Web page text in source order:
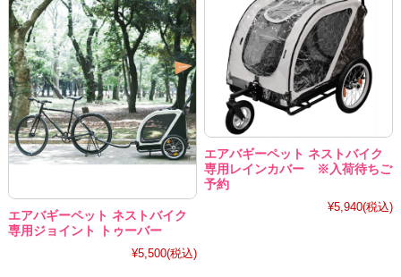
エアバギーペット ネストバイク
専用ジョイント トゥーバー
¥5,500(税込)
エアバギーペット ネストバイク
専用レインカバー ※入荷待ちご
予約
¥5,940(税込)